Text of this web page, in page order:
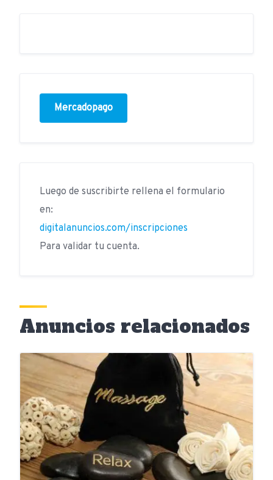
Mercadopago
Luego de suscribirte rellena el formulario
en:
digitalanuncios.com/inscripciones
Para validar tu cuenta.
Anuncios relacionados